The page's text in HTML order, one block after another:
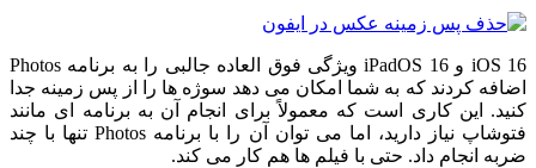
iOS 16 و iPadOS 16 ویژگی فوق العاده جالبی را به برنامه Photos
اضافه کردند که به شما امکان می دهد سوژه ها را از پس زمینه جدا
کنید. این کاری است که معمولاً برای انجام آن به برنامه ای مانند
فتوشاپ نیاز دارید، اما می توان آن را با برنامه Photos تنها با چند
ضربه انجام داد. حتی با فیلم ها هم کار می کند.